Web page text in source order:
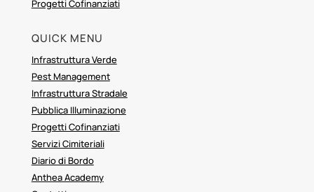
Progetti Cofinanziati
QUICK MENU
Infrastruttura Verde
Pest Management
Infrastruttura Stradale
Pubblica Illuminazione
Progetti Cofinanziati
Servizi Cimiteriali
Diario di Bordo
Anthea Academy